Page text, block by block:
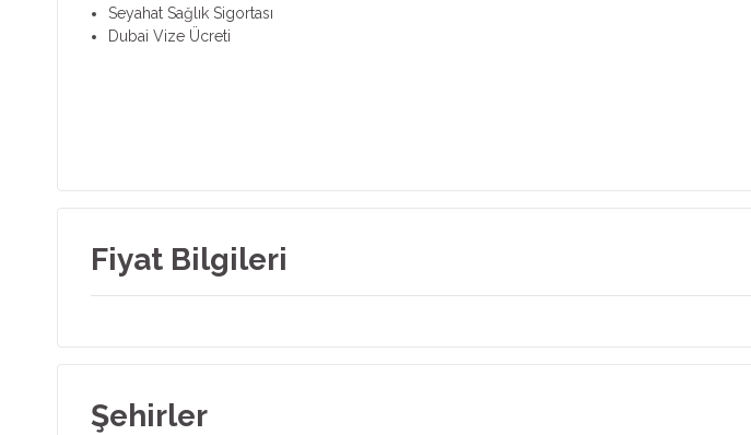
Seyahat Sağlık Sigortası
Dubai Vize Ücreti
Fiyat Bilgileri
Şehirler